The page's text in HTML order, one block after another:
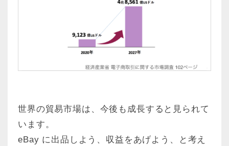
世界の貿易市場は、今後も成長すると見られて
います。
eBay に出品しよう、収益をあげよう、と考え